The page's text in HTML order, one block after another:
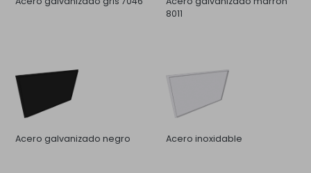
8011
Acero galvanizado negro Acero inoxidable